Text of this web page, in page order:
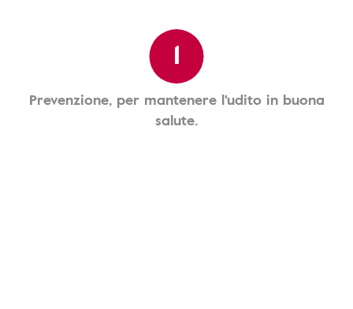
1
Prevenzione, per mantenere l'udito in buona
salute.